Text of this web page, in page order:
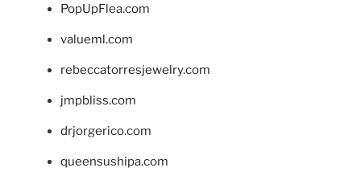
PopUpFlea.com
valueml.com
rebeccatorresjewelry.com
jmpbliss.com
drjorgerico.com
queensushipa.com